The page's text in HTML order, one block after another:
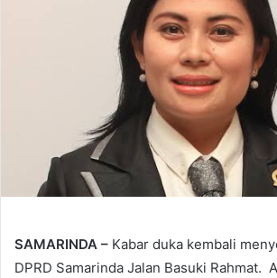
SAMARINDA – Kabar duka kembali
DPRD Samarinda Jalan Basuki Rahmat.